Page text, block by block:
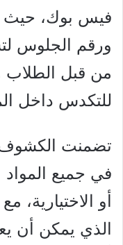
فيس بوك، حيث
ورقم الجلوس
من قبل الطلاب
للتكدس داخل
تضمنت الكشوف
في جميع المواد
أو الاختيارية،
الذي يمكن أن